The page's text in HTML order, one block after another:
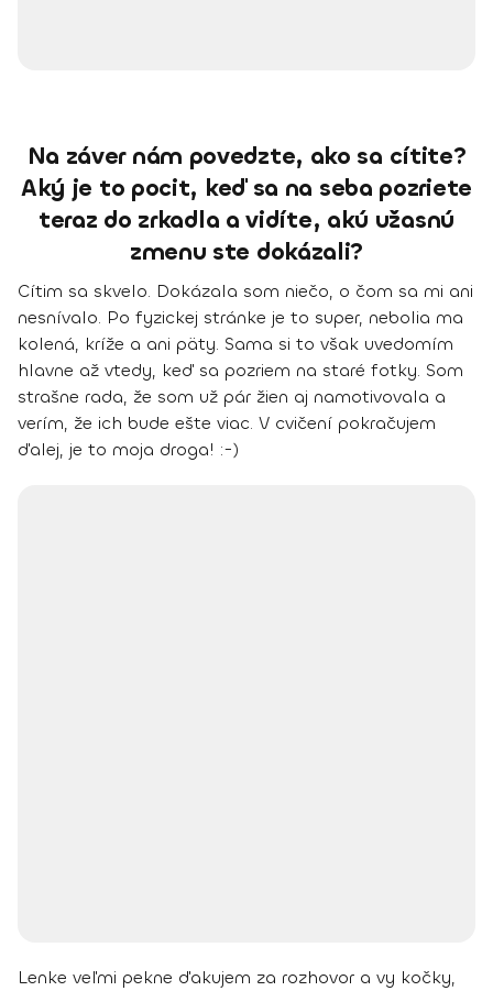
Na záver nám povedzte, ako sa cítite?
Aký je to pocit, keď sa na seba pozriete
teraz do zrkadla a vidíte, akú užasnú
zmenu ste dokázali?
Cítim sa skvelo. Dokázala som niečo, o čom sa mi ani
nesnívalo. Po fyzickej stránke je to super, nebolia ma
kolená, kríže a ani päty. Sama si to však uvedomím
hlavne až vtedy, keď sa pozriem na staré fotky. Som
strašne rada, že som už pár žien aj namotivovala a
verím, že ich bude ešte viac. V cvičení pokračujem
ďalej, je to moja droga! :-)
Lenke veľmi pekne ďakujem za rozhovor a vy kočky,